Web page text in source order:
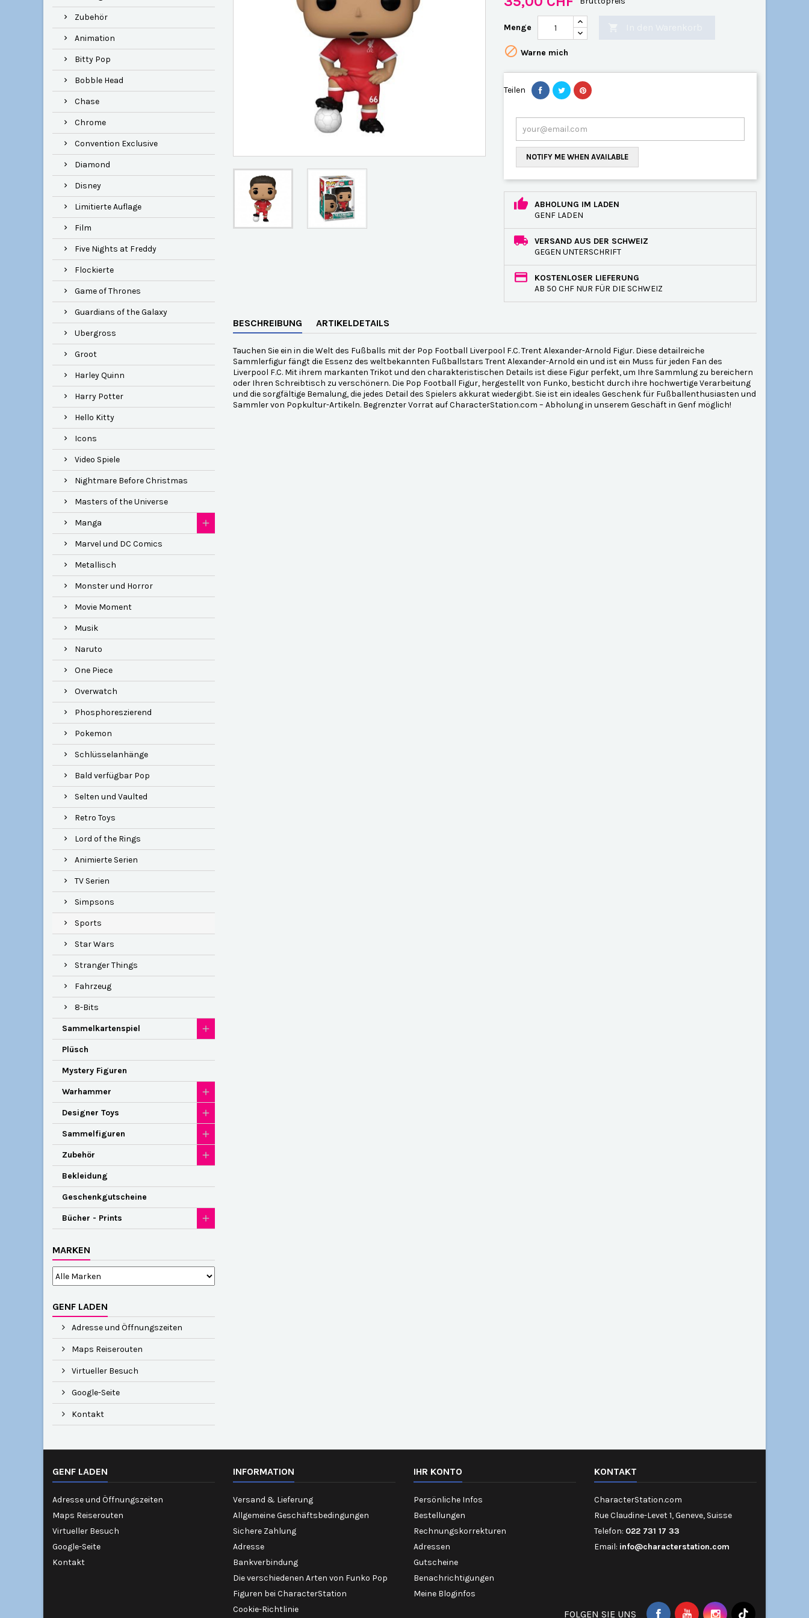
Zubehör
Animation
Bitty Pop
Bobble Head
Chase
Chrome
Convention Exclusive
Diamond
Disney
Limitierte Auflage
Film
Five Nights at Freddy
Flockierte
Game of Thrones
Guardians of the Galaxy
Ubergross
Groot
Harley Quinn
Harry Potter
Hello Kitty
Icons
Video Spiele
Nightmare Before Christmas
Masters of the Universe
Manga
Marvel und DC Comics
Metallisch
Monster und Horror
Movie Moment
Musik
Naruto
One Piece
Overwatch
Phosphoreszierend
Pokemon
Schlüsselanhänge
Bald verfügbar Pop
Selten und Vaulted
Retro Toys
Lord of the Rings
Animierte Serien
TV Serien
Simpsons
Sports
Star Wars
Stranger Things
Fahrzeug
8-Bits
Sammelkartenspiel
Plüsch
Mystery Figuren
Warhammer
Designer Toys
Sammelfiguren
Zubehör
Bekleidung
Geschenkgutscheine
Bücher - Prints
MARKEN
GENF LADEN
Adresse und Öffnungszeiten
Maps Reiserouten
Virtueller Besuch
Google-Seite
Kontakt
Menge
 Warne mich
Teilen
NOTIFY ME WHEN AVAILABLE
ABHOLUNG IM LADEN
GENF LADEN
VERSAND AUS DER SCHWEIZ
GEGEN UNTERSCHRIFT
KOSTENLOSER LIEFERUNG
AB 50 CHF NUR FÜR DIE SCHWEIZ
BESCHREIBUNG ARTIKELDETAILS
Tauchen Sie ein in die Welt des Fußballs mit der Pop Football Liverpool F.C. Trent Alexander-Arnold Figur. Diese detailreiche
Sammlerfigur fängt die Essenz des weltbekannten Fußballstars Trent Alexander-Arnold ein und ist ein Muss für jeden Fan des
Liverpool F.C. Mit ihrem markanten Trikot und den charakteristischen Details ist diese Figur perfekt, um Ihre Sammlung zu bereichern
oder Ihren Schreibtisch zu verschönern. Die Pop Football Figur, hergestellt von Funko, besticht durch ihre hochwertige Verarbeitung
und die sorgfältige Bemalung, die jedes Detail des Spielers akkurat wiedergibt. Sie ist ein ideales Geschenk für Fußballenthusiasten und
Sammler von Popkultur-Artikeln. Begrenzter Vorrat auf CharacterStation.com – Abholung in unserem Geschäft in Genf möglich!
GENF LADEN
Adresse und Öffnungszeiten
Maps Reiserouten
Virtueller Besuch
Google-Seite
Kontakt
INFORMATION
Versand & Lieferung
Allgemeine Geschäftsbedingungen
Sichere Zahlung
Adresse
Bankverbindung
Die verschiedenen Arten von Funko Pop
Figuren bei CharacterStation
Cookie-Richtlinie
IHR KONTO
Persönliche Infos
Bestellungen
Rechnungskorrekturen
Adressen
Gutscheine
Benachrichtigungen
Meine Bloginfos
KONTAKT
CharacterStation.com
Rue Claudine-Levet 1, Geneve, Suisse
Telefon: 022 731 17 33
Email: info@characterstation.com
FOLGEN SIE UNS